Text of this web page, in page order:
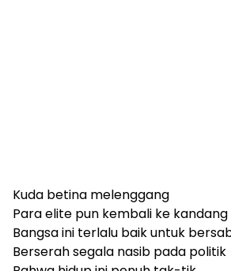
Kuda betina melenggang
Para elite pun kembali ke kandang
Bangsa ini terlalu baik untuk
Berserah segala nasib pada politik